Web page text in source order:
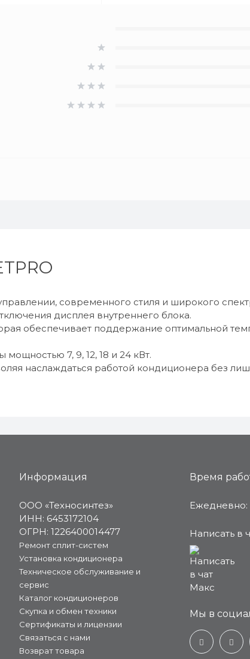
современного стиля и широкого
дисплея внутреннего блока.
обеспечивает поддержание оптимальной
7, 9, 12, 18 и 24 кВт.
наслаждаться работой кондиционера без
Информация
ООО «Техносинтез»
ИНН: 6453172104
ОГРН: 1226400014477
Ремонт сплит-систем
Установка кондиционера
Техническое обслуживание и
сервис
Каталог кондиционеров
Скупка и обмен техники
Сертификаты и лицензии
Связаться с нами
Возврат товара
Время
Ежедневно:
Написать в
Мы в